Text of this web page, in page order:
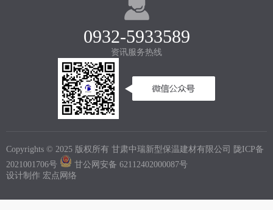
0932-5933589
资讯服务热线
Copyrights © 2025 版权所有 甘肃中瑞新型保温建材有限公司
陇ICP备
2021001706号
甘公网安备 62112402000087号
设计制作 宏点网络